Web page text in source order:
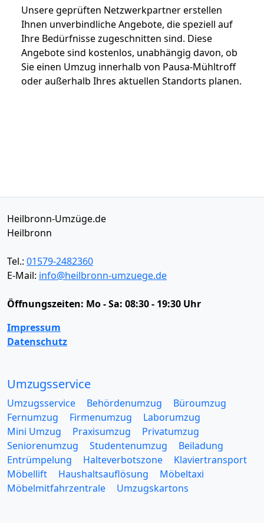
Unsere geprüften Netzwerkpartner erstellen
Ihnen unverbindliche Angebote, die speziell auf
Ihre Bedürfnisse zugeschnitten sind. Diese
Angebote sind kostenlos, unabhängig davon, ob
Sie einen Umzug innerhalb von Pausa-Mühltroff
oder außerhalb Ihres aktuellen Standorts planen.
Heilbronn-Umzüge.de
Heilbronn
Tel.: 01579-2482360
E-Mail: info@heilbronn-umzuege.de
Öffnungszeiten: Mo - Sa: 08:30 - 19:30 Uhr
Impressum
Datenschutz
Umzugsservice
Umzugsservice Behördenumzug
Büroumzug
Fernumzug
Firmenumzug
Laborumzug
Mini Umzug
Praxisumzug
Privatumzug
Seniorenumzug
Studentenumzug
Beiladung
Entrümpelung
Halteverbotszone
Klaviertransport
Möbellift
Haushaltsauflösung
Möbeltaxi
Möbelmitfahrzentrale
Umzugskartons